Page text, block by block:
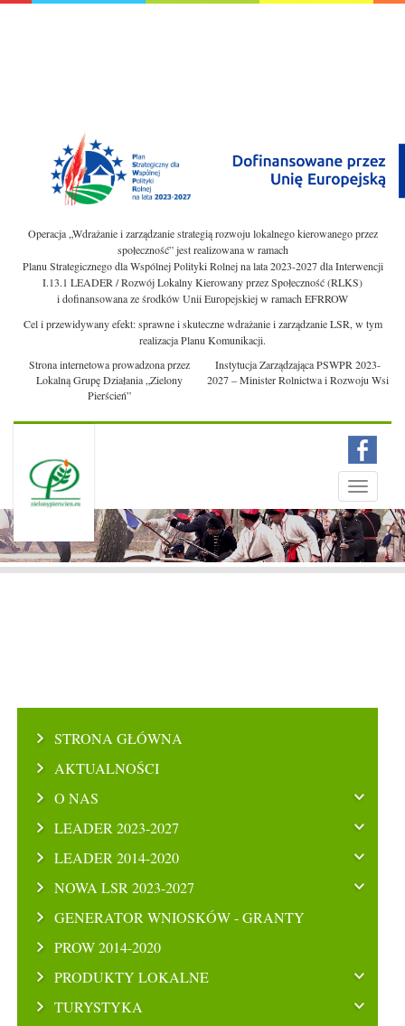
Operacja „Wdrażanie i zarządzanie strategią rozwoju lokalnego kierowanego przez
społeczność” jest realizowana w ramach
Planu Strategicznego dla Wspólnej Polityki Rolnej na lata 2023-2027 dla Interwencji
I.13.1 LEADER / Rozwój Lokalny Kierowany przez Społeczność (RLKS)
i dofinansowana ze środków Unii Europejskiej w ramach EFRROW
Cel i przewidywany efekt: sprawne i skuteczne wdrażanie i zarządzanie LSR, w tym
realizacja Planu Komunikacji.
Strona internetowa prowadzona przez
Lokalną Grupę Działania „Zielony
Pierścień”
Instytucja Zarządzająca PSWPR 2023-
2027 – Minister Rolnictwa i Rozwoju Wsi
Toggle
Menu
STRONA GŁÓWNA
AKTUALNOŚCI
O NAS
LEADER 2023-2027
LEADER 2014-2020
NOWA LSR 2023-2027
GENERATOR WNIOSKÓW - GRANTY
PROW 2014-2020
PRODUKTY LOKALNE
TURYSTYKA